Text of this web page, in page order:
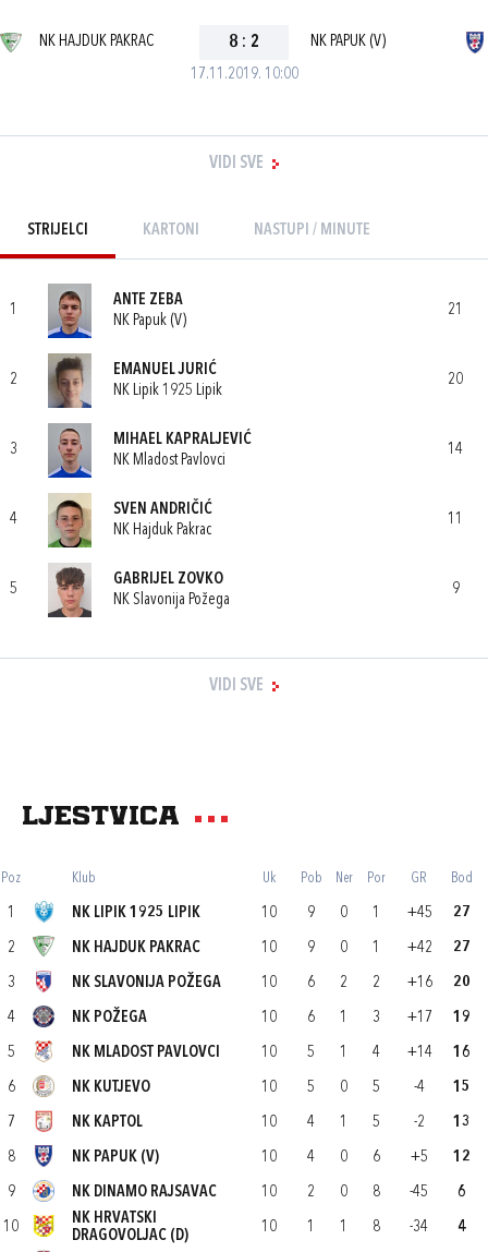
17.11.2019. 10:00
NK HAJDUK PAKRAC 8 : 2 NK PAPUK (V)
VIDI SVE
STRIJELCI KARTONI NASTUPI / MINUTE
1
ANTE ZEBA
NK Papuk (V)
21
2
EMANUEL JURIĆ
NK Lipik 1925 Lipik
20
3
MIHAEL KAPRALJEVIĆ
NK Mladost Pavlovci
14
4
SVEN ANDRIČIĆ
NK Hajduk Pakrac
11
5
GABRIJEL ZOVKO
NK Slavonija Požega
9
VIDI SVE
Ljestvica
Poz Klub Uk Pob Ner Por GR Bod
1 NK LIPIK 1925 LIPIK 10 9 0 1 +45 27
2 NK HAJDUK PAKRAC 10 9 0 1 +42 27
3 NK SLAVONIJA POŽEGA 10 6 2 2 +16 20
4 NK POŽEGA 10 6 1 3 +17 19
5 NK MLADOST PAVLOVCI 10 5 1 4 +14 16
6 NK KUTJEVO 10 5 0 5 -4 15
7 NK KAPTOL 10 4 1 5 -2 13
8 NK PAPUK (V) 10 4 0 6 +5 12
9 NK DINAMO RAJSAVAC 10 2 0 8 -45 6
10
NK HRVATSKI
DRAGOVOLJAC (D)
10 1 1 8 -34 4